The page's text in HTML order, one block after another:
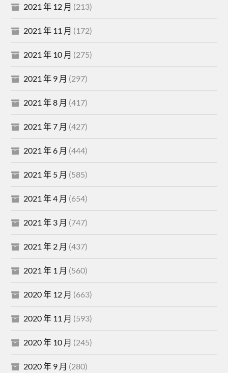
2021 年 12 月 (213)
2021 年 11 月 (172)
2021 年 10 月 (275)
2021 年 9 月 (297)
2021 年 8 月 (417)
2021 年 7 月 (427)
2021 年 6 月 (444)
2021 年 5 月 (585)
2021 年 4 月 (654)
2021 年 3 月 (747)
2021 年 2 月 (437)
2021 年 1 月 (560)
2020 年 12 月 (663)
2020 年 11 月 (593)
2020 年 10 月 (245)
2020 年 9 月 (280)